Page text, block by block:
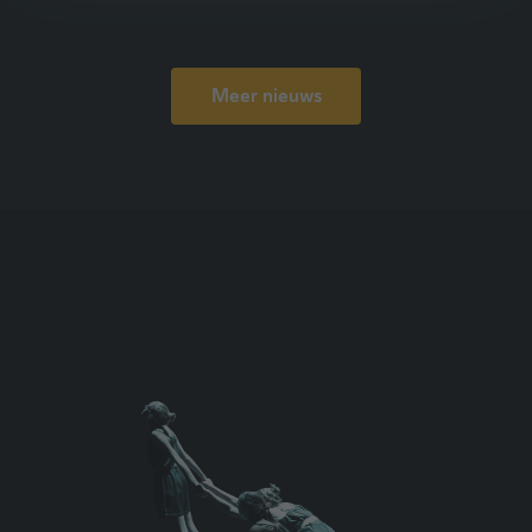
danslessen onder de loep. Misschien herken je
Meer nieuws